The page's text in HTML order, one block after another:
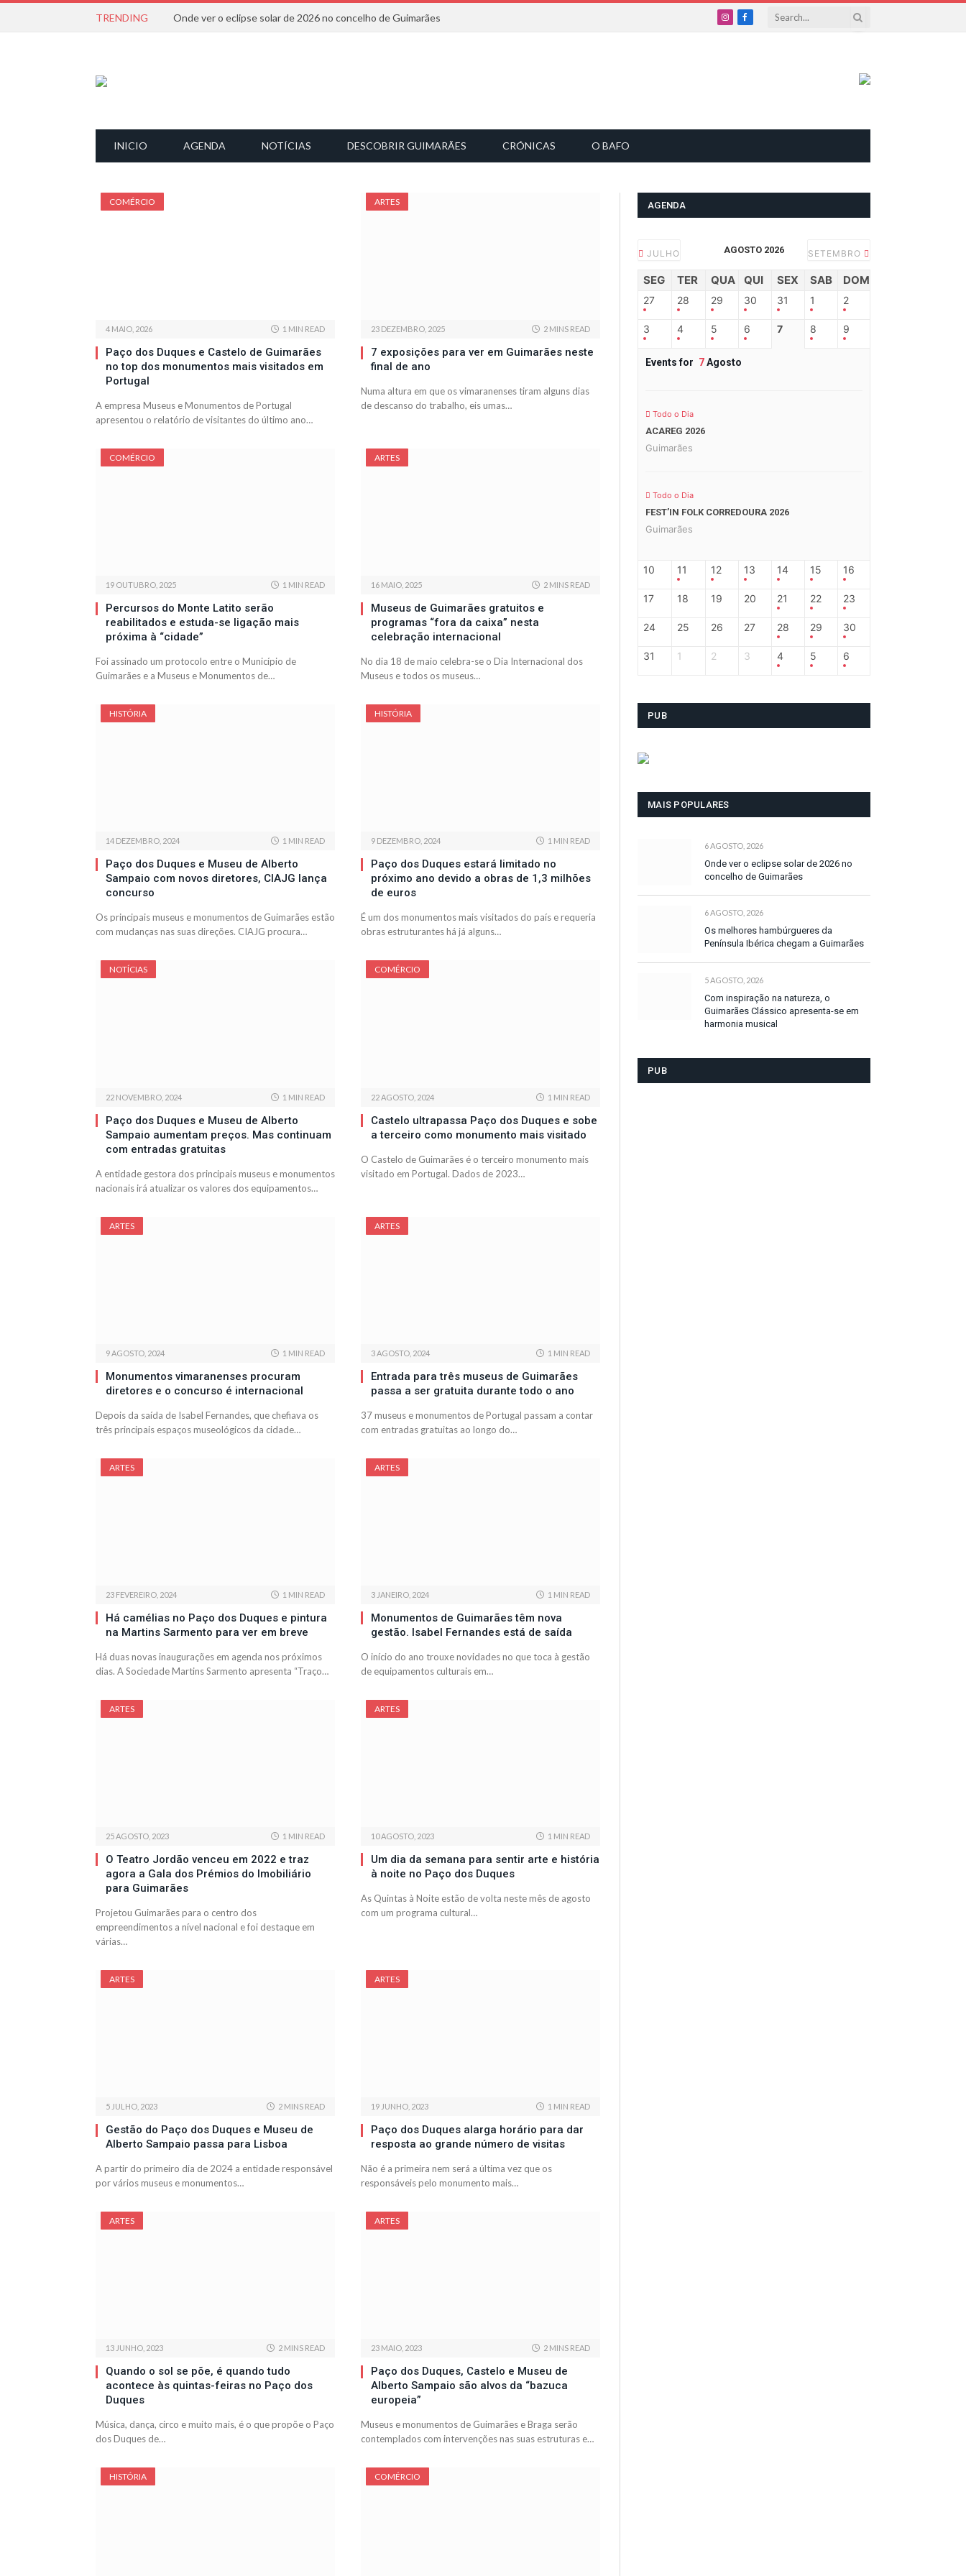
TRENDING Onde ver o eclipse solar de 2026 no concelho de Guimarães
InstagramFacebook
INICIO AGENDA NOTÍCIAS DESCOBRIR GUIMARÃES CRÓNICAS O BAFO
COMÉRCIO
4 MAIO, 2026 1 MIN READ
Paço dos Duques e Castelo de Guimarães
no top dos monumentos mais visitados em
Portugal
A empresa Museus e Monumentos de Portugal
apresentou o relatório de visitantes do último ano…
ARTES
23 DEZEMBRO, 2025 2 MINS READ
7 exposições para ver em Guimarães neste
final de ano
Numa altura em que os vimaranenses tiram alguns dias
de descanso do trabalho, eis umas…
COMÉRCIO
19 OUTUBRO, 2025 1 MIN READ
Percursos do Monte Latito serão
reabilitados e estuda-se ligação mais
próxima à “cidade”
Foi assinado um protocolo entre o Município de
Guimarães e a Museus e Monumentos de…
ARTES
16 MAIO, 2025 2 MINS READ
Museus de Guimarães gratuitos e
programas “fora da caixa” nesta
celebração internacional
No dia 18 de maio celebra-se o Dia Internacional dos
Museus e todos os museus…
HISTÓRIA
14 DEZEMBRO, 2024 1 MIN READ
Paço dos Duques e Museu de Alberto
Sampaio com novos diretores, CIAJG lança
concurso
Os principais museus e monumentos de Guimarães estão
com mudanças nas suas direções. CIAJG procura…
HISTÓRIA
9 DEZEMBRO, 2024 1 MIN READ
Paço dos Duques estará limitado no
próximo ano devido a obras de 1,3 milhões
de euros
É um dos monumentos mais visitados do país e requeria
obras estruturantes há já alguns…
NOTÍCIAS
22 NOVEMBRO, 2024 1 MIN READ
Paço dos Duques e Museu de Alberto
Sampaio aumentam preços. Mas continuam
com entradas gratuitas
A entidade gestora dos principais museus e monumentos
nacionais irá atualizar os valores dos equipamentos…
COMÉRCIO
22 AGOSTO, 2024 1 MIN READ
Castelo ultrapassa Paço dos Duques e sobe
a terceiro como monumento mais visitado
O Castelo de Guimarães é o terceiro monumento mais
visitado em Portugal. Dados de 2023…
ARTES
9 AGOSTO, 2024 1 MIN READ
Monumentos vimaranenses procuram
diretores e o concurso é internacional
Depois da saída de Isabel Fernandes, que chefiava os
três principais espaços museológicos da cidade…
ARTES
3 AGOSTO, 2024 1 MIN READ
Entrada para três museus de Guimarães
passa a ser gratuita durante todo o ano
37 museus e monumentos de Portugal passam a contar
com entradas gratuitas ao longo do…
ARTES
23 FEVEREIRO, 2024 1 MIN READ
Há camélias no Paço dos Duques e pintura
na Martins Sarmento para ver em breve
Há duas novas inaugurações em agenda nos próximos
dias. A Sociedade Martins Sarmento apresenta “Traço…
ARTES
3 JANEIRO, 2024 1 MIN READ
Monumentos de Guimarães têm nova
gestão. Isabel Fernandes está de saída
O início do ano trouxe novidades no que toca à gestão
de equipamentos culturais em…
ARTES
25 AGOSTO, 2023 1 MIN READ
O Teatro Jordão venceu em 2022 e traz
agora a Gala dos Prémios do Imobiliário
para Guimarães
Projetou Guimarães para o centro dos
empreendimentos a nível nacional e foi destaque em
várias…
ARTES
10 AGOSTO, 2023 1 MIN READ
Um dia da semana para sentir arte e história
à noite no Paço dos Duques
As Quintas à Noite estão de volta neste mês de agosto
com um programa cultural…
ARTES
5 JULHO, 2023 2 MINS READ
Gestão do Paço dos Duques e Museu de
Alberto Sampaio passa para Lisboa
A partir do primeiro dia de 2024 a entidade responsável
por vários museus e monumentos…
ARTES
19 JUNHO, 2023 1 MIN READ
Paço dos Duques alarga horário para dar
resposta ao grande número de visitas
Não é a primeira nem será a última vez que os
responsáveis pelo monumento mais…
ARTES
13 JUNHO, 2023 2 MINS READ
Quando o sol se põe, é quando tudo
acontece às quintas-feiras no Paço dos
Duques
Música, dança, circo e muito mais, é o que propõe o Paço
dos Duques de…
ARTES
23 MAIO, 2023 2 MINS READ
Paço dos Duques, Castelo e Museu de
Alberto Sampaio são alvos da “bazuca
europeia”
Museus e monumentos de Guimarães e Braga serão
contemplados com intervenções nas suas estruturas e…
HISTÓRIA COMÉRCIO
AGENDA
JULHO AGOSTO 2026 SETEMBRO
SEG TER QUA QUI SEX SAB DOM
27 28 29 30 31 1 2
3 4 5 6 7 8 9
Events for 7Agosto
Todo o Dia
ACAREG 2026
Guimarães
Todo o Dia
FEST’IN FOLK CORREDOURA 2026
Guimarães
10 11 12 13 14 15 16
17 18 19 20 21 22 23
24 25 26 27 28 29 30
31 1 2 3 4 5 6
PUB
MAIS POPULARES
6 AGOSTO, 2026
Onde ver o eclipse solar de 2026 no
concelho de Guimarães
6 AGOSTO, 2026
Os melhores hambúrgueres da
Península Ibérica chegam a Guimarães
5 AGOSTO, 2026
Com inspiração na natureza, o
Guimarães Clássico apresenta-se em
harmonia musical
PUB